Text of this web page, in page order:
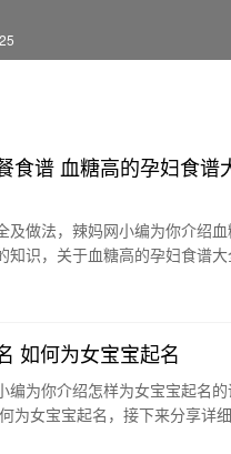
食谱 血糖高的孕妇食谱
及做法，辣妈网小编为你介绍
知识，关于血糖高的孕妇食谱
如何为女宝宝起名
编为你介绍怎样为女宝宝起名
为女宝宝起名，接下来分享详细